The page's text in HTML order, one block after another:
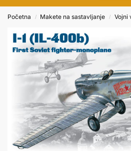
Početna / Makete na sastavljanje / Vojni